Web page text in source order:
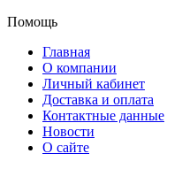
Помощь
Главная
О компании
Личный кабинет
Доставка и оплата
Контактные данные
Новости
О сайте